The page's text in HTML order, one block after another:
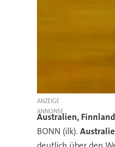
ANZEIGE
Australien,
BONN (ilk).